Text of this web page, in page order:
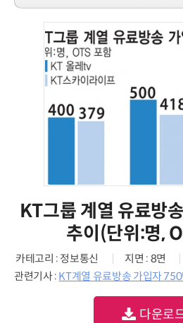
KT그룹 계열 유료방
추이(단위:명,
카테고리 : 정보통신 지면 : 8면
관련기사 : KT계열 유료방송 가입자 750만 돌파 초
다운로